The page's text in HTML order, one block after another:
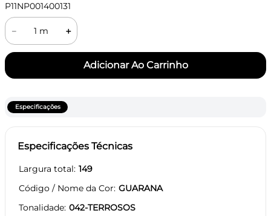
P11NP001400131
＋
－
Especificações
Especificações Técnicas
Largura total 149
Código / Nome da Cor GUARANA
Tonalidade 042-TERROSOS